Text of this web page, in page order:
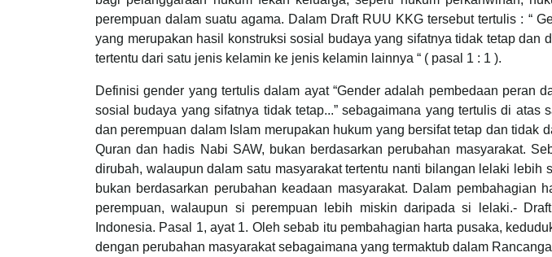
perempuan dalam suatu agama. Dalam Draft RUU KKG tersebut tertulis : “
yang merupakan hasil konstruksi sosial budaya yang sifatnya tidak tetap dan
tertentu dari satu jenis kelamin ke jenis kelamin lainnya “ ( pasal 1 : 1 ).
Definisi gender yang tertulis dalam ayat “Gender adalah pembedaan peran
sosial budaya yang sifatnya tidak tetap...” sebagaimana yang tertulis di
dan perempuan dalam Islam merupakan hukum yang bersifat tetap dan
Quran dan hadis Nabi SAW, bukan berdasarkan perubahan masyarakat.
dirubah, walaupun dalam satu masyarakat tertentu nanti bilangan lelaki
bukan berdasarkan perubahan keadaan masyarakat. Dalam
perempuan, walaupun si perempuan lebih miskin daripada si lelaki.-
Indonesia. Pasal 1, ayat 1. Oleh sebab itu pembahagian harta pusaka,
dengan perubahan masyarakat sebagaimana yang termaktub dalam